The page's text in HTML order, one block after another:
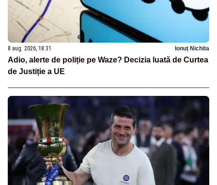
8 aug. 2026, 18:31 Ionuț Nichita
Adio, alerte de poliție pe Waze? Decizia luată de Curtea
de Justiție a UE